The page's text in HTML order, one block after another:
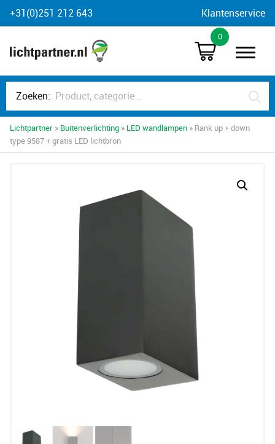
Skip
to
+31(0)251 212 643 Klantenservice
0
Zoeken:
Lichtpartner » Buitenverlichting » LED wandlampen » Rank up + down
type 9587 + gratis LED lichtbron